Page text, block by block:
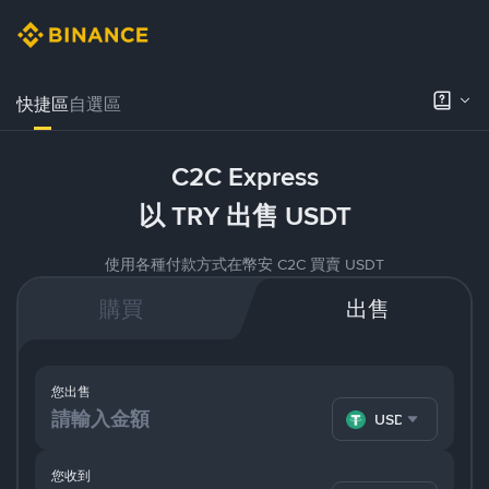
快捷區自選區
C2C Express
以 TRY 出售 USDT
使用各種付款方式在幣安 C2C 買賣 USDT
購買 出售
您收到
您出售
USDT